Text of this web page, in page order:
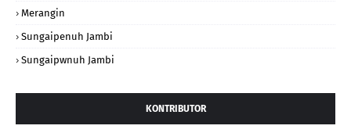
Merangin
Sungaipenuh Jambi
Sungaipwnuh Jambi
KONTRIBUTOR